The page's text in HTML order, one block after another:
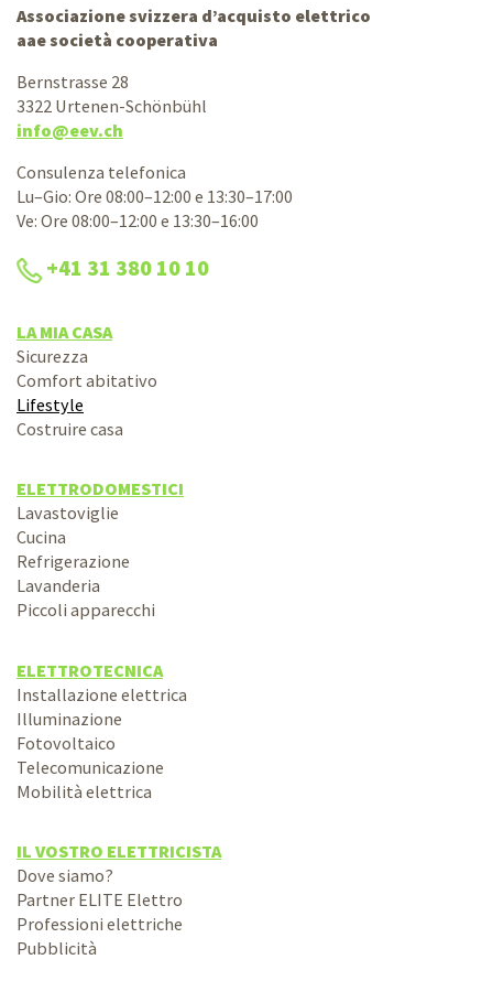
Associazione svizzera d’acquisto elettrico
aae società cooperativa
Bernstrasse 28
3322 Urtenen-Schönbühl
info@eev.ch
Consulenza telefonica
Lu–Gio: Ore 08:00–12:00 e 13:30–17:00
Ve: Ore 08:00–12:00 e 13:30–16:00
+41 31 380 10 10
LA MIA CASA
Sicurezza
Comfort abitativo
Lifestyle
Costruire casa
ELETTRODOMESTICI
Lavastoviglie
Cucina
Refrigerazione
Lavanderia
Piccoli apparecchi
ELETTROTECNICA
Installazione elettrica
Illuminazione
Fotovoltaico
Telecomunicazione
Mobilità elettrica
IL VOSTRO ELETTRICISTA
Dove siamo?
Partner ELITE Elettro
Professioni elettriche
Pubblicità